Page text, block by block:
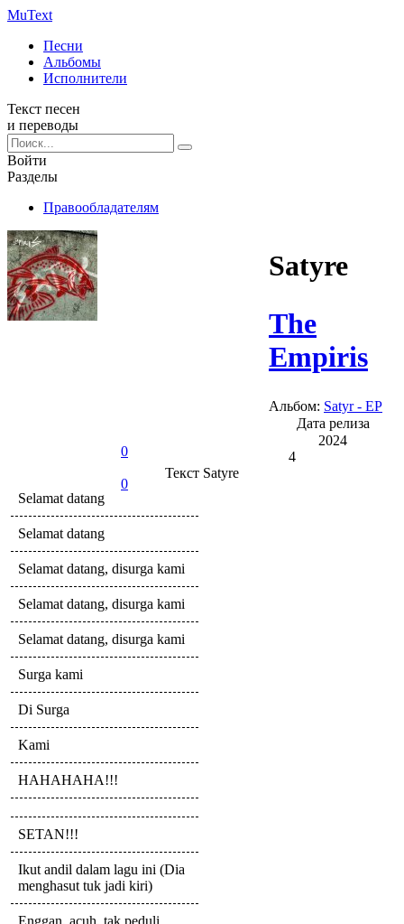
MuText
Песни
Альбомы
Исполнители
Текст песен
и переводы
Войти
Разделы
Правообладателям
0
0
Satyre
The
Empiris
Альбом: Satyr - EP
Дата релиза
2024
4
Текст Satyre
Selamat datang
Selamat datang
Selamat datang, disurga kami
Selamat datang, disurga kami
Selamat datang, disurga kami
Surga kami
Di Surga
Kami
HAHAHAHA!!!
SETAN!!!
Ikut andil dalam lagu ini (Dia
menghasut tuk jadi kiri)
Enggan, acuh, tak peduli